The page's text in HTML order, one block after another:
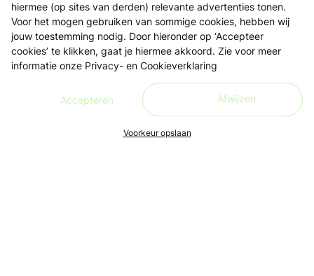
hiermee (op sites van derden) relevante advertenties tonen.
Voor het mogen gebruiken van sommige cookies, hebben wij
jouw toestemming nodig. Door hieronder op ‘Accepteer
cookies’ te klikken, gaat je hiermee akkoord. Zie voor meer
informatie onze Privacy- en Cookieverklaring
Accepteren Afwijzen
Voorkeur opslaan